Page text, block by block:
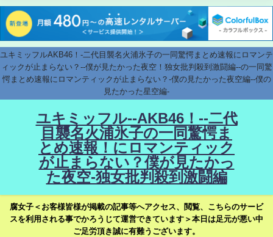
ユキミッフルAKB46！-二代目襲名火浦氷子の一同驚愕まとめ速報にロマンテ
ィックが止まらない？--僕が見たかった夜空！独女批判殺到激闘編--の一同驚
愕まとめ速報にロマンティックが止まらない？-僕の見たかった夜空編--僕の
見たかった星空編-
ユキミッフル--AKB46！--二代
目襲名火浦氷子の一同驚愕ま
とめ速報！にロマンティック
が止まらない？僕が見たかっ
た夜空-独女批判殺到激闘編
腐女子＜お客様皆様が掲載の記事等へアクセス、閲覧、こちらのサービ
スを利用される事でかろうじて運営できています＞本日は足元が悪い中
ご足労頂き誠に有難うございます。